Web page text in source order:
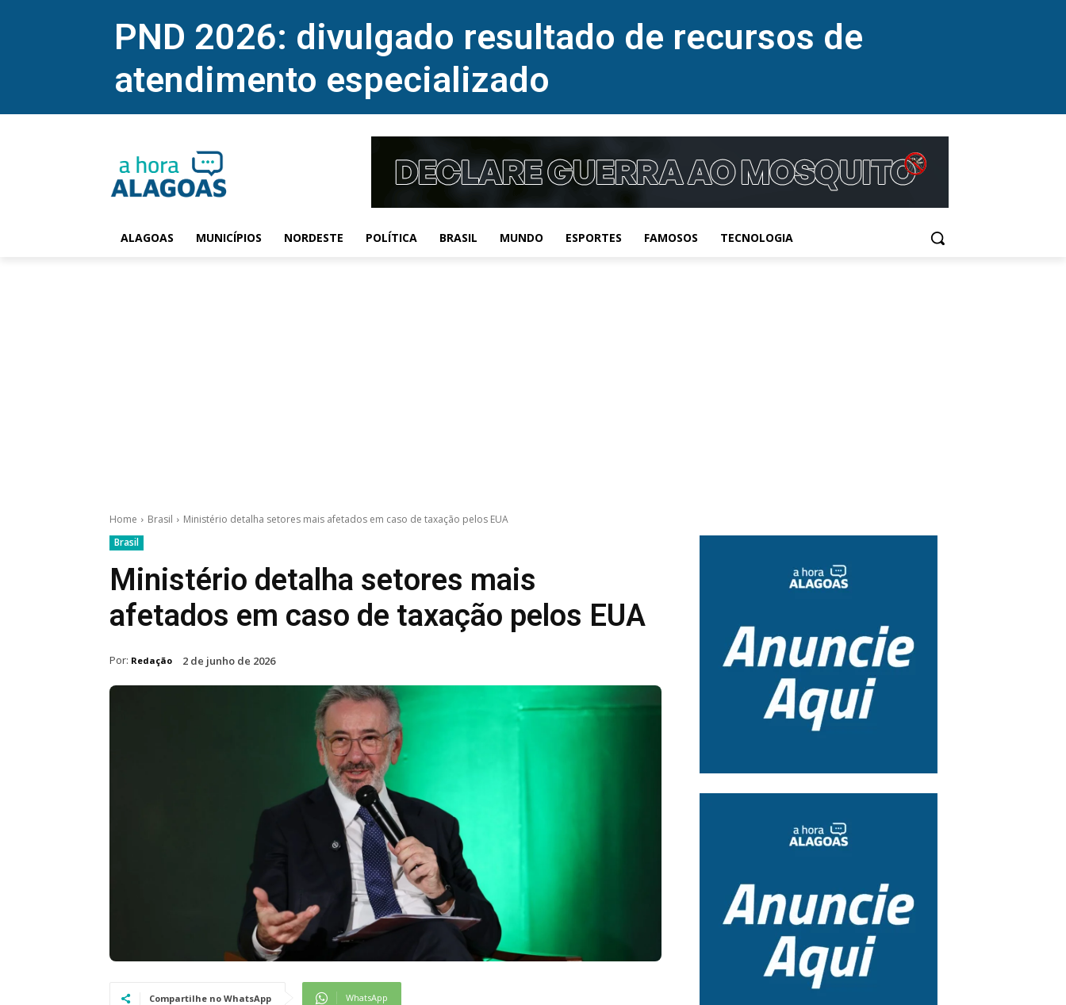
PND 2026: divulgado resultado de recursos de
atendimento especializado
ALAGOAS MUNICÍPIOS NORDESTE POLÍTICA BRASIL MUNDO ESPORTES FAMOSOS TECNOLOGIA
Home Brasil
Ministério detalha setores mais afetados em caso de taxação pelos EUA
Brasil
Ministério detalha setores mais
afetados em caso de taxação pelos EUA
Por: Redação 2 de junho de 2026
Compartilhe no WhatsApp WhatsApp